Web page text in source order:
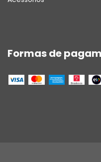
Formas de